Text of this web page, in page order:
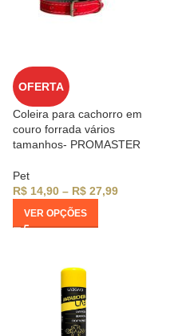
OFERTA
Coleira para cachorro em
couro forrada vários
tamanhos- PROMASTER
Pet
R$14,90 – R$27,99
VER OPÇÕES